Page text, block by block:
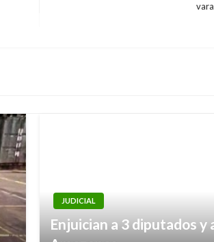
JUDICIAL
Enjuician a 3 diputados